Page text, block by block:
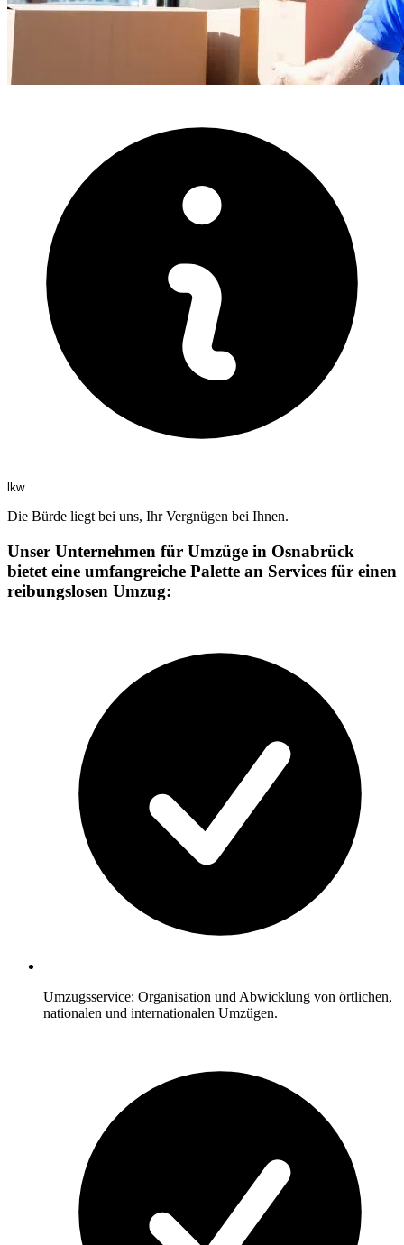
lkw
Die Bürde liegt bei uns, Ihr Vergnügen bei Ihnen.
Unser Unternehmen für Umzüge in Osnabrück
bietet eine umfangreiche Palette an Services für einen
reibungslosen Umzug:
Umzugsservice: Organisation und Abwicklung von örtlichen,
nationalen und internationalen Umzügen.